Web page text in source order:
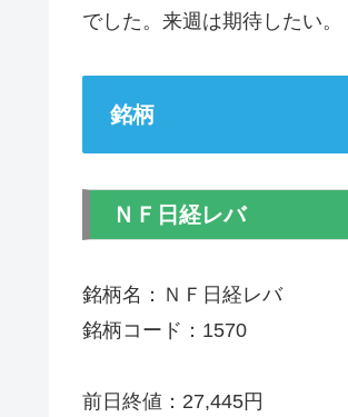
でした。来週は期待したい。
銘柄
ＮＦ日経レバ
銘柄名：ＮＦ日経レバ
銘柄コード：1570
前日終値：27,445円